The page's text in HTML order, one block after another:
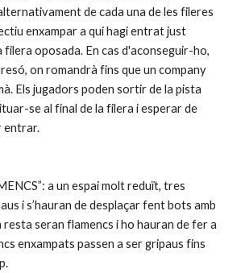
de cada una de les fileres
enxampar a qui hagi entrat just
filera oposada. En cas d'aconseguir-ho,
on romandrà fins que un company
Els jugadors poden sortir de la pista
se al final de la filera i esperar de
entrar.
a un espai molt reduït, tres
i s’hauran de desplaçar fent bots amb
seran flamencs i ho hauran de fer a
enxampats passen a ser gripaus fins